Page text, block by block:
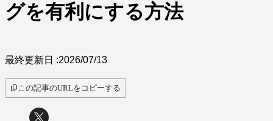
グを有利にする方法
最終更新日 :2026/07/13
この記事のURLをコピーする